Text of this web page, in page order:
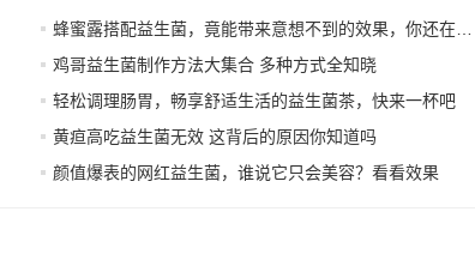
蜂蜜露搭配益生菌，竟能带来意想不到的效果，你还在等什么？
鸡哥益生菌制作方法大集合 多种方式全知晓
轻松调理肠胃，畅享舒适生活的益生菌茶，快来一杯吧
黄疸高吃益生菌无效 这背后的原因你知道吗
颜值爆表的网红益生菌，谁说它只会美容？看看效果